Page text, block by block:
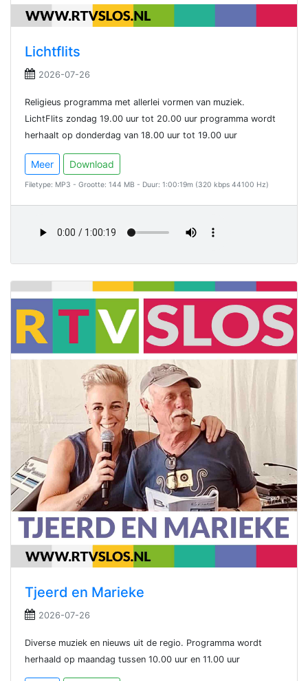
Lichtflits
2026-07-26
Religieus programma met allerlei vormen van muziek.
LichtFlits zondag 19.00 uur tot 20.00 uur programma wordt
herhaalt op donderdag van 18.00 uur tot 19.00 uur
Meer Download
Filetype: MP3 - Grootte: 144 MB - Duur: 1:00:19m (320 kbps 44100 Hz)
Tjeerd en Marieke
2026-07-26
Diverse muziek en nieuws uit de regio. Programma wordt
herhaald op maandag tussen 10.00 uur en 11.00 uur